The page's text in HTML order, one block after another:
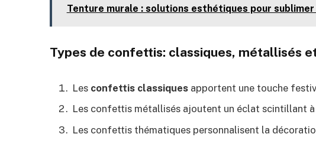
Tenture murale : solutions esthétiques pour sublimer
Types de confettis: classiques, métallisés
Les confettis classiques apportent une touche
Les confettis métallisés ajoutent un éclat scintillant à
Les confettis thématiques personnalisent la